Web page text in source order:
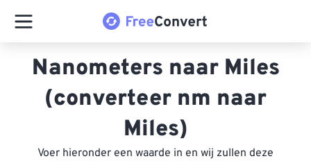
Nanometers naar Miles
(converteer nm naar
Miles)
Voer hieronder een waarde in en wij zullen deze